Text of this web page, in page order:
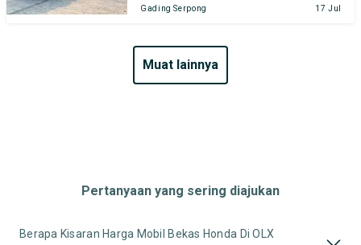
Gading Serpong 17 Jul
muat lainnya
Pertanyaan yang sering diajukan
Berapa Kisaran Harga Mobil Bekas Honda Di OLX